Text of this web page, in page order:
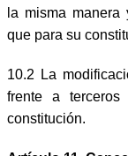
la misma
que para su
10.2 La
frente a
constitución.